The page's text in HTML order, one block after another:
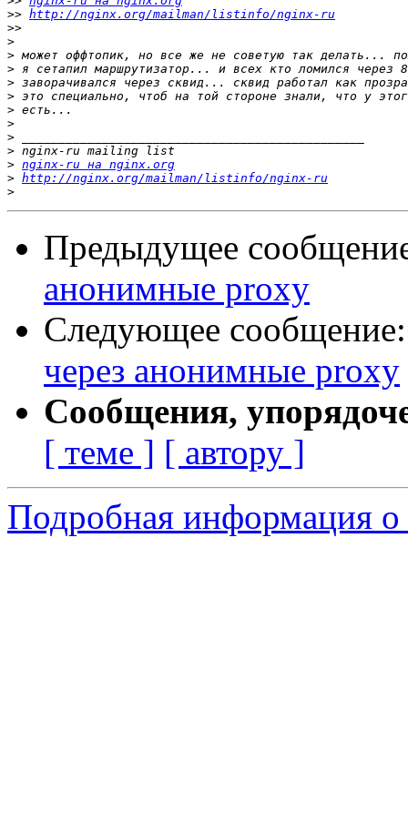
>> http://nginx.org/mailman/listinfo/nginx-ru
>>
>
>
>
>
>
>
>
>
>
> nginx-ru на nginx.org
> http://nginx.org/mailman/listinfo/nginx-ru
>
Предыдущее
анонимные proxy
Следующее
через анонимные proxy
Сообщения,
[ теме ] [ автору ]
Подробная информация